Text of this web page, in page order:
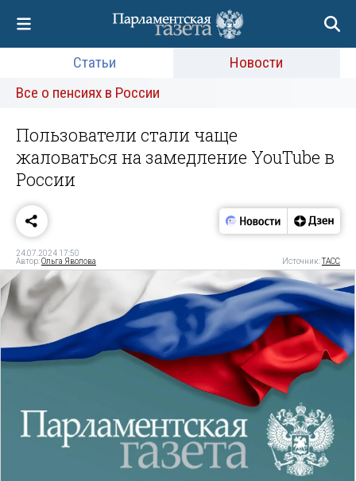
Статьи
Новости
Все о пенсиях в России
Пользователи стали чаще
жаловаться на замедление YouTube в
России
24.07.2024 17:50
Автор:Ольга Яволова Источник:ТАСС